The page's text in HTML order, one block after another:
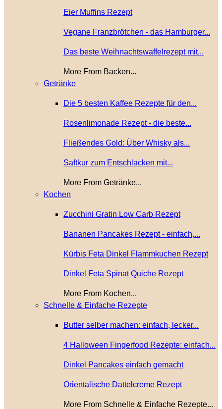
Eier Muffins Rezept
Vegane Franzbrötchen - das Hamburger...
Das beste Weihnachtswaffelrezept mit...
More From Backen...
Getränke
Die 5 besten Kaffee Rezepte für den...
Rosenlimonade Rezept - die beste...
Fließendes Gold: Über Whisky als...
Saftkur zum Entschlacken mit...
More From Getränke...
Kochen
Zucchini Gratin Low Carb Rezept
Bananen Pancakes Rezept - einfach,...
Kürbis Feta Dinkel Flammkuchen Rezept
Dinkel Feta Spinat Quiche Rezept
More From Kochen...
Schnelle & Einfache Rezepte
Butter selber machen: einfach, lecker...
4 Halloween Fingerfood Rezepte: einfach...
Dinkel Pancakes einfach gemacht
Orientalische Dattelcreme Rezept
More From Schnelle & Einfache Rezepte...